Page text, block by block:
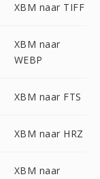
XBM naar TIFF
XBM naar
WEBP
XBM naar FTS
XBM naar HRZ
XBM naar